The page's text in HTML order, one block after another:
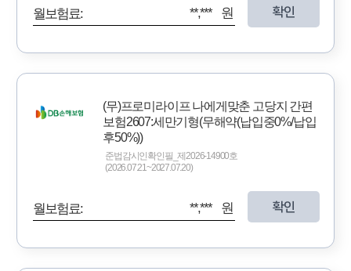
월보험료: **,*** 원 확인
(무)프로미라이프 나에게맞춘 고당지 간편
보험2607:세만기형(무해약(납입중0%/납입
후50%))
준법감시인확인필_제2026-14900호
(2026.07.21~2027.07.20)
월보험료: **,*** 원 확인